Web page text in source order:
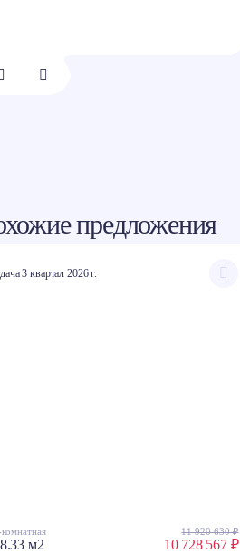
предложения
3 квартал 2026 г.
комнатная
м2
11 920 630 ₽
10 728 567 ₽